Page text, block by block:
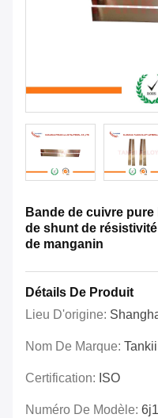
Bande de cuivre
de shunt de
de manganin
Détails De Produit
Lieu D'origine:
Nom De Marque: Tankii
Certification: ISO
Numéro De Modèle: